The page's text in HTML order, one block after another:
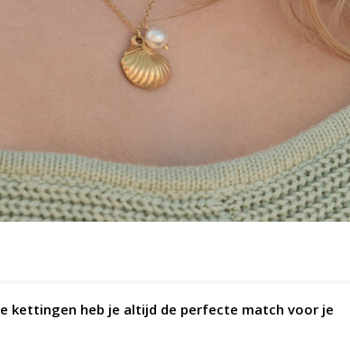
kettingen heb je altijd de perfecte match voor je